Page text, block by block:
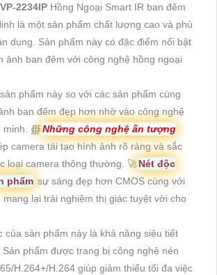
VP-2234IP Hồng Ngoại Smart IR ban đêm
là một sản phẩm chất lượng cao và phù
dụng. Sản phẩm này có đặc điểm nổi bật
ảnh ban đêm với công nghệ hồng ngoại
phẩm này so với các sản phẩm cùng
ban đêm đẹp hơn nhờ vào công nghệ
minh. ∰Những công nghệ ấn tượng
camera tái tạo hình ảnh rõ ràng và sắc
loại camera thông thường. 🚀Nét độc
phẩm sự sáng đẹp hơn CMOS cùng với
lại trải nghiệm thị giác tuyệt vời cho
của sản phẩm này là khả năng siêu tiết
phẩm được trang bị công nghệ nén
H.264+/H.264 giúp giảm thiểu tối đa việc